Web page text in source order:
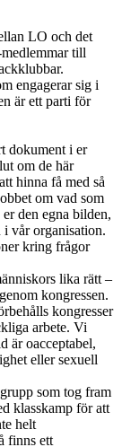
LO och det
till
engagerar sig i
är ett parti för
dokument i er
om de här
hinna få med så
om vad som
den egna bilden,
i vår organisation.
kring frågor
lika rätt –
kongressen.
kongresser
arbete. Vi
är oacceptabel,
eller sexuell
som tog fram
klasskamp för att
helt
finns ett